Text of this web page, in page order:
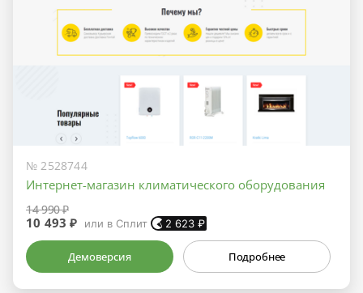
№ 2528744
Интернет-магазин климатического оборудования
14 990 ₽
10 493 ₽ или в Сплит 2 623₽
Демоверсия Подробнее